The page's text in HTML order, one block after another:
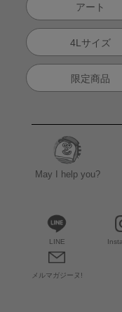
アート
4Lサイズ
限定商品
May I help you?
LINE
メルマガジーヌ!